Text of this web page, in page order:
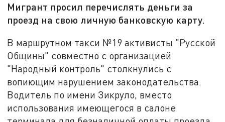
Мигрант просил перечислять деньги за
проезд на свою личную банковскую карту.
В маршрутном такси №19 активисты "Русской
Общины" совместно с организацией
"Народный контроль" столкнулись с
вопиющим нарушением законодательства.
Водитель по имени Зикруло, вместо
использования имеющегося в салоне